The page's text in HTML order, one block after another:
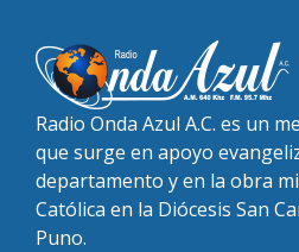
Radio Onda Azul A.C. es un
que surge en apoyo
departamento y en la obra
Católica en la Diócesis San
Puno.